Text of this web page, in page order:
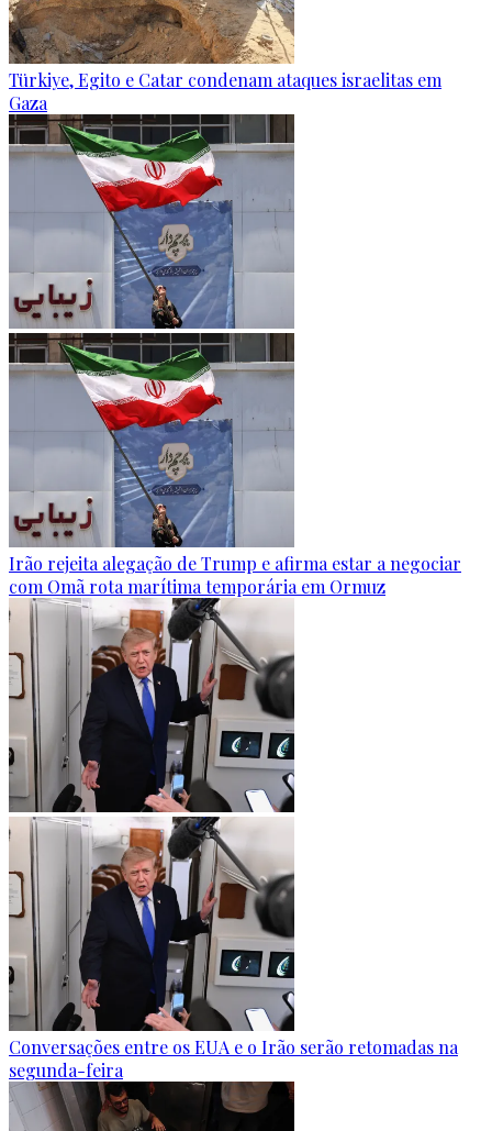
Türkiye, Egito e Catar condenam ataques israelitas em
Gaza
Irão rejeita alegação de Trump e afirma estar a negociar
com Omã rota marítima temporária em Ormuz
Conversações entre os EUA e o Irão serão retomadas na
segunda-feira